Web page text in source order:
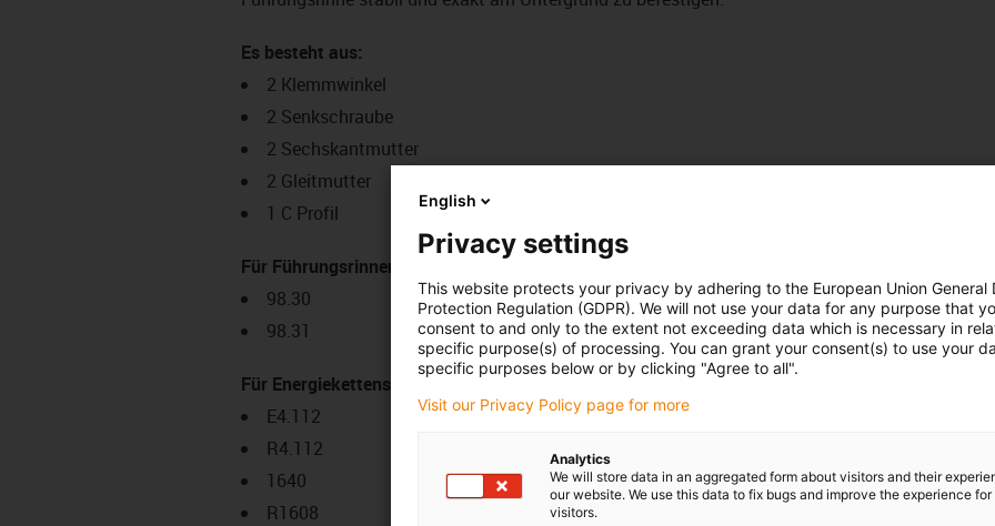
Es besteht aus:
2 Klemmwinkel
2 Senkschraube
2 Sechskantmutter
2 Gleitmutter
1 C Profil
Für Führungsrinnenserie:
98.30
98.31
Für Energiekettenserie:
E4.112
R4.112
1640
R1608
English
Privacy settings
This website protects your privacy by adhering to the European Union General
Protection Regulation (GDPR). We will not use your data for any purpose that
consent to and only to the extent not exceeding data which is necessary in
specific purpose(s) of processing. You can grant your consent(s) to use your
specific purposes below or by clicking "Agree to all".
Visit our Privacy Policy page for more
Analytics
We will store data in an aggregated form about visitors and their
our website. We use this data to fix bugs and improve the experience for
visitors.